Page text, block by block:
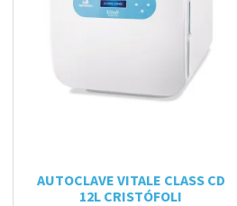
AUTOCLAVE VITALE CLASS CD
12L CRISTÓFOLI